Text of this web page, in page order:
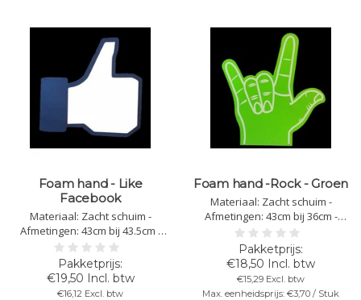
Foam hand - Like
Facebook
Materiaal: Zacht schuim -
Afmetingen: 43cm bij 43.5cm -
Dikte: 4mm - In specifieke
gevallen moeten de foam
handen worden
geïmpregneerd
€19,50 Incl. btw
€16,12 Excl. btw
Foam hand -Rock - Groen
Materiaal: Zacht schuim -
Afmetingen: 43cm bij 36cm -
Dikte: 4mm - Bedrukking
mogelijk - In specifieke situaties
moeten de foam handen
worden geïmpregneerd
€18,50 Incl. btw
€15,29 Excl. btw
Max. eenheidsprijs: €3,70 / Stuk